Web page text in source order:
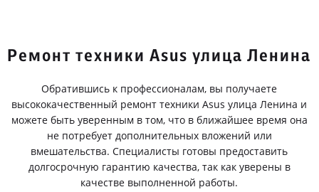
Ремонт техники Asus улица Ленина
Обратившись к профессионалам, вы получаете
высококачественный ремонт техники Asus улица Ленина и
можете быть уверенным в том, что в ближайшее время она
не потребует дополнительных вложений или
вмешательства. Специалисты готовы предоставить
долгосрочную гарантию качества, так как уверены в
качестве выполненной работы.